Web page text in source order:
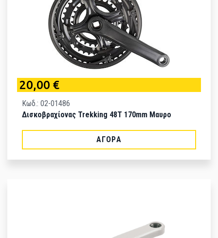
20,00 €
Κωδ.: 02-01486
Δισκοβραχίονας Trekking 48T 170mm Μαυρο
ΑΓΟΡΆ